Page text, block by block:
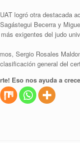
logró otra destacada
Becerra y
exigentes del judo
Sergio Rosales
general del
Eso nos ayuda a